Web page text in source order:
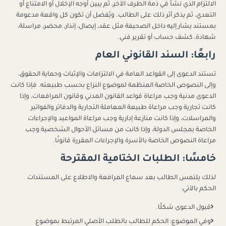
الالتزام الذي نشأ في ذمة الطرف الآخر، ثم يبين أوجه الإخلال أو الامتناع أو
التعدي، ثم يذكر أثر ذلك على الطالب. ويُفضل أن تكون كل واقعة مدعومة
بمستند يشار إليه داخل الصحيفة مثل عقد، إيصال، إنذار، محضر، مراسلة،
شهادة، كشف حساب أو تقرير فني.
رابعًا: السند القانوني العام
تستند الدعوى إلى القواعد العامة في الالتزامات والإثبات وحماية الحقوق،
وإلى النصوص الخاصة المنظمة لموضوع النزاع بحسب طبيعته. فإذا كانت
الدعوى مدنية وجب مراعاة قواعد القانون المدني وقانون المرافعات، وإذا
كانت تجارية وجب مراعاة طبيعة المعاملة التجارية والدفاتر والفواتير
والمراسلات، وإذا كانت منازعة إدارية وجب مراعاة المواعيد والإجراءات
الخاصة بمجلس الدولة، وإذا كانت من مسائل الأحوال الشخصية وجب
مراعاة النصوص الخاصة بالأسرة والإجراءات المقررة قانونًا.
خامسًا: الطلبات الختامية المقترحة
لذلك يلتمس الطالب بعد سماع المرافعة والاطلاع على المستندات
الحكم بالآتي:
قبول الدعوى شكلًا.
وفي الموضوع: الحكم للطالب بالطلب الأصلي المرتبط بموضوع